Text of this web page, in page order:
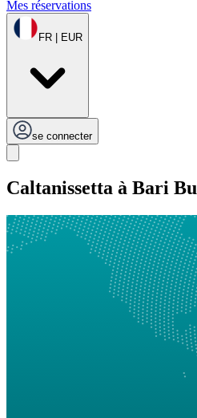
Mes réservations
FR | EUR
se connecter
Caltanissetta à Bari